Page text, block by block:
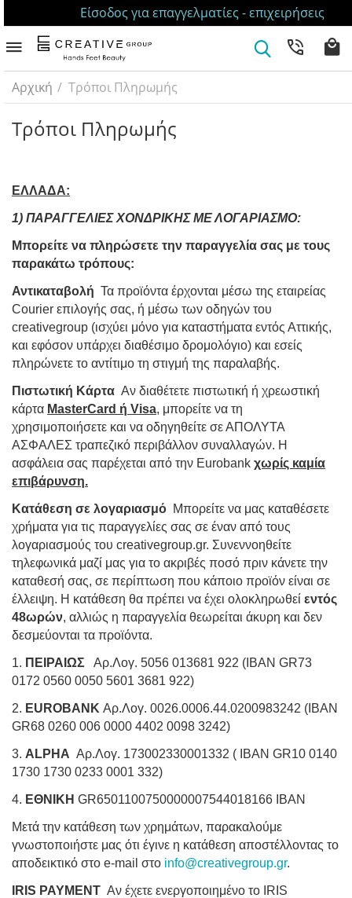
Είσοδος για επαγγελματίες - επιχειρήσεις
Αρχική / Τρόποι Πληρωμής
Τρόποι Πληρωμής
ΕΛΛΑΔΑ:
1) ΠΑΡΑΓΓΕΛΙΕΣ ΧΟΝΔΡΙΚΗΣ ΜΕ ΛΟΓΑΡΙΑΣΜΟ:
Μπορείτε να πληρώσετε την παραγγελία σας με τους
παρακάτω τρόπους:
Αντικαταβολή Τα προϊόντα έρχονται μέσω της εταιρείας
Courier επιλογής σας, ή μέσω των οδηγών του
creativegroup (ισχύει μόνο για καταστήματα εντός Αττικής,
και εφόσον υπάρχει διαθέσιμο δρομολόγιο) και εσείς
πληρώνετε το αντίτιμο τη στιγμή της παραλαβής.
Πιστωτική Κάρτα Αν διαθέτετε πιστωτική ή χρεωστική
κάρτα MasterCard ή Visa, μπορείτε να τη
χρησιμοποιήσετε και να οδηγηθείτε σε ΑΠΟΛΥΤΑ
ΑΣΦΑΛΕΣ τραπεζικό περιβάλλον συναλλαγών. Η
ασφάλεια σας παρέχεται από την Eurobank χωρίς καμία
επιβάρυνση.
Κατάθεση σε λογαριασμό Μπορείτε να μας καταθέσετε
χρήματα για τις παραγγελίες σας σε έναν από τους
λογαριασμούς του creativegroup.gr. Συνεννοηθείτε
τηλεφωνικά μαζί μας για το ακριβές ποσό πριν κάνετε την
καταθεσή σας, σε περίπτωση που κάποιο προϊόν είναι σε
έλλειψη. H κατάθεση θα πρέπει να έχει ολοκληρωθεί εντός
48ωρών, αλλιώς η παραγγελία θεωρείται άκυρη και δεν
δεσμεύονται τα προϊόντα.
1. ΠΕΙΡΑΙΩΣ Αρ.Λογ. 5056 013681 922 (IBAN GR73
0172 0560 0050 5601 3681 922)
2. EUROBANK Αρ.Λογ. 0026.0006.44.0200983242 (IBAN
GR68 0260 006 0000 4402 0098 3242)
3. ALPHA Αρ.Λογ. 173002330001332 ( IBAN GR10 0140
1730 1730 0233 0001 332)
4. ΕΘΝΙΚΗ GR6501100750000007544018166 IBAN
Μετά την κατάθεση των χρημάτων, παρακαλούμε
γνωστοποιήστε μας ότι έγινε η κατάθεση αποστέλλοντας το
αποδεικτικό στο e-mail στο info@creativegroup.gr.
IRIS PAYMENT Αν έχετε ενεργοποιημένο το IRIS